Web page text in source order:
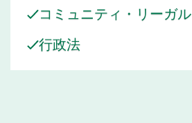
コミュニティ・リーガル
行政法